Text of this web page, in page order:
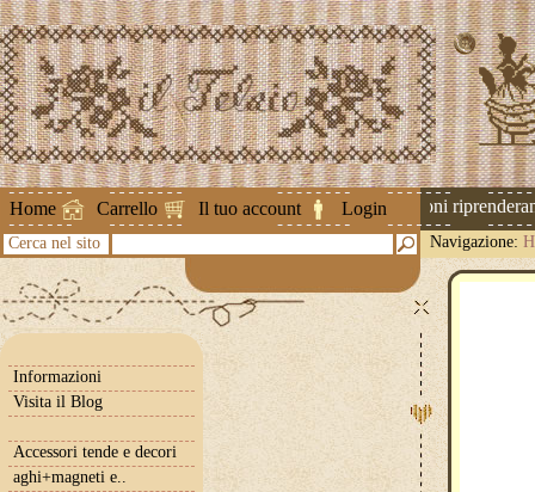
Home Carrello Il tuo account Login
Attenzione ! Le spedizioni
Cerca nel sito Navigazione:
Informazioni
Visita il Blog
Accessori tende e decori
aghi+magneti e..